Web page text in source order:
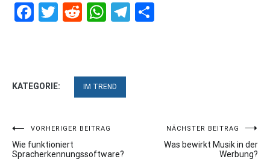
Facebook
Twitter
RedditWhatsApp
Telegram
KATEGORIE: IM TREND
Beitragsnavigation
VORHERIGER BEITRAG
Wie funktioniert
Spracherkennungssoftware?
NÄCHSTER BEITRAG
Was bewirkt Musik in der
Werbung?